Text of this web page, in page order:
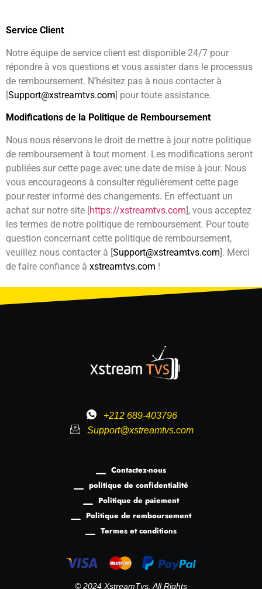
Service Client
Notre équipe de service client est disponible 24/7 pour
répondre à vos questions et vous assister dans le processus
de remboursement. N’hésitez pas à nous contacter à
[Support@xstreamtvs.com] pour toute assistance.
Modifications de la Politique de Remboursement
Nous nous réservons le droit de mettre à jour notre politique
de remboursement à tout moment. Les modifications seront
publiées sur cette page avec une date de mise à jour. Nous
vous encourageons à consulter régulièrement cette page
pour rester informé des changements. En effectuant un
achat sur notre site [https://xstreamtvs.com], vous acceptez
les termes de notre politique de remboursement. Pour toute
question concernant cette politique de remboursement,
veuillez nous contacter à [Support@xstreamtvs.com]. Merci
de faire confiance à xstreamtvs.com !
+212 689-403796
Support@xstreamtvs.com
Contactez-nous
politique de confidentialité
Politique de paiement
Politique de remboursement
Termes et conditions
© 2024 XstreamTvs. All Rights